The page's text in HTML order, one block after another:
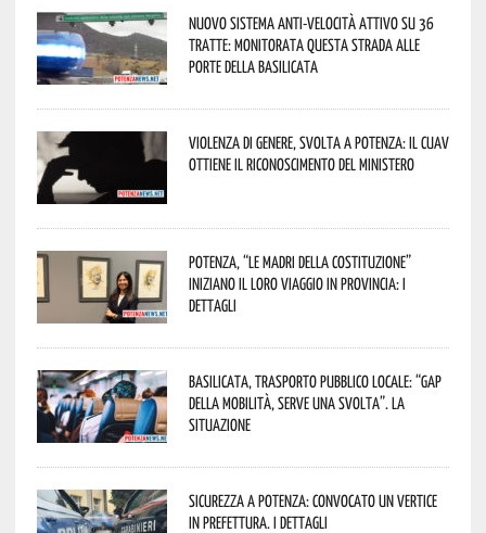
Nuovo sistema anti-velocità attivo su 36
tratte: monitorata questa strada alle
porte della Basilicata
Violenza di genere, svolta a Potenza: il CUAV
ottiene il riconoscimento del Ministero
Potenza, “Le Madri della Costituzione”
iniziano il loro viaggio in provincia: i
dettagli
Basilicata, trasporto pubblico locale: “Gap
della mobilità, serve una svolta”. La
situazione
Sicurezza a Potenza: convocato un vertice
in Prefettura. I dettagli